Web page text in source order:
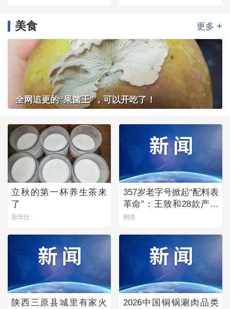
美食 更多 +
全网追更的“果菌王”，可以开吃了！
立秋的第一杯养生茶来
了
新华社
357岁老字号掀起“配料表
革命”：王致和28款产品
获清洁标签0级评价
网络
陕西三原县城里有家火
2026中国铜锅涮肉品类